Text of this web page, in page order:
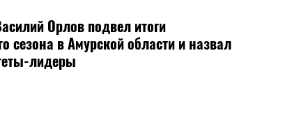
Орлов подвел итоги
сезона в Амурской области и назвал
лидеры